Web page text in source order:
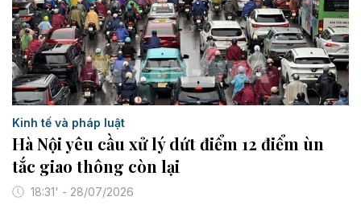
Kinh tế và pháp luật
Hà Nội yêu cầu xử lý dứt điểm 12 điểm ùn
tắc giao thông còn lại
18:31' - 28/07/2026